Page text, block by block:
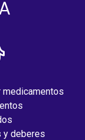
medicamentos
y deberes